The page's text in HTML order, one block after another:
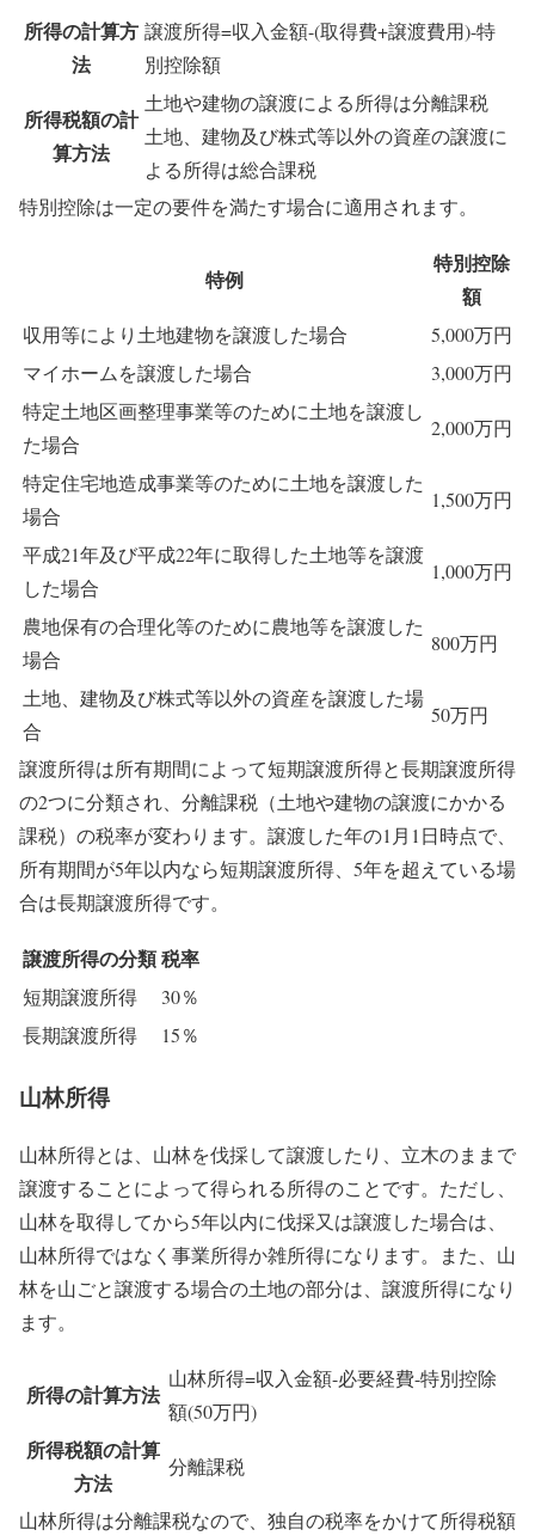
所得の計算方
法
譲渡所得=収入金額-(取得費+譲渡費用)-特
別控除額
所得税額の計
算方法
土地や建物の譲渡による所得は分離課税
土地、建物及び株式等以外の資産の譲渡に
よる所得は総合課税
特別控除は一定の要件を満たす場合に適用されます。
特例
特別控除
額
収用等により土地建物を譲渡した場合
5,000万円
マイホームを譲渡した場合
3,000万円
特定土地区画整理事業等のために土地を譲渡し
た場合
2,000万円
特定住宅地造成事業等のために土地を譲渡した
場合
1,500万円
平成21年及び平成22年に取得した土地等を譲渡
した場合
1,000万円
農地保有の合理化等のために農地等を譲渡した
場合
800万円
土地、建物及び株式等以外の資産を譲渡した場
合
50万円
譲渡所得は所有期間によって短期譲渡所得と長期譲渡所得
の2つに分類され、分離課税（土地や建物の譲渡にかかる
課税）の税率が変わります。譲渡した年の1月1日時点で、
所有期間が5年以内なら短期譲渡所得、5年を超えている場
合は長期譲渡所得です。
譲渡所得の分類税率
短期譲渡所得
30％
長期譲渡所得
15％
山林所得
山林所得とは、山林を伐採して譲渡したり、立木のままで
譲渡することによって得られる所得のことです。ただし、
山林を取得してから5年以内に伐採又は譲渡した場合は、
山林所得ではなく事業所得か雑所得になります。また、山
林を山ごと譲渡する場合の土地の部分は、譲渡所得になり
ます。
所得の計算方法
山林所得=収入金額-必要経費-特別控除
額(50万円)
所得税額の計算
方法
分離課税
山林所得は分離課税なので、独自の税率をかけて所得税額